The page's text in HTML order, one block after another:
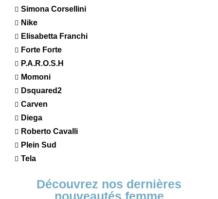
Simona Corsellini
Nike
Elisabetta Franchi
Forte Forte
P.A.R.O.S.H
Momoni
Dsquared2
Carven
Diega
Roberto Cavalli
Plein Sud
Tela
Découvrez nos dernières
nouveautés femme